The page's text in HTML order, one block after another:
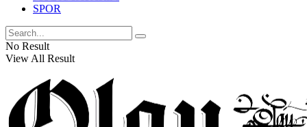
SPOR
No Result
View All Result